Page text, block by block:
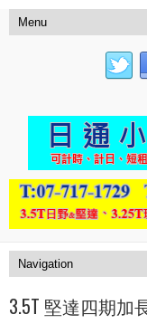
3.5T 堅達四期加